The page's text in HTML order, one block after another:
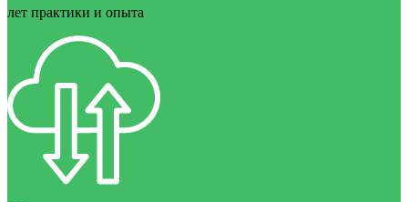
лет практики и опыта